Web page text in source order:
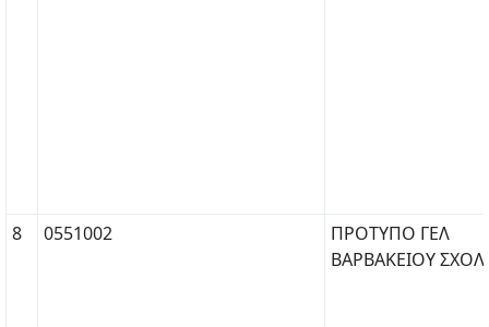
8 0551002
ΠΡΟΤΥΠΟ ΓΕΛ
ΒΑΡΒΑΚΕΙΟΥ